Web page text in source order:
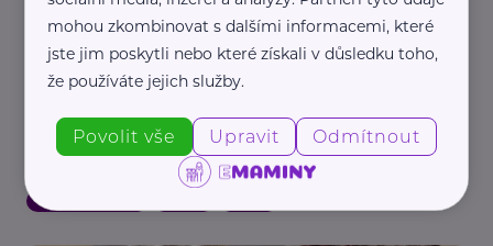
Nadační fond SPOLUŽIVOT
které nejsou pro každé dítě samozřejmostí
Komunikace Náhradní rodič, pěstoun, hostitel
Podpora a pomoc
mohou zkombinovat s dalšími informacemi, které
jste jim poskytli nebo které získali v důsledku toho,
že používáte jejich služby.
Povolit vše Upravit Odmítnout